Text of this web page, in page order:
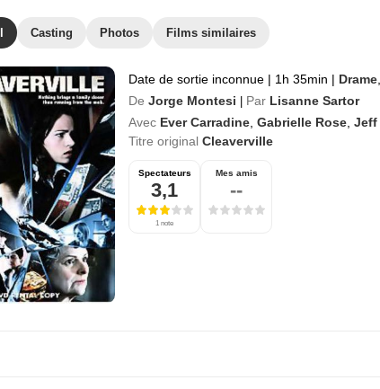
Casting Photos Films similaires
Date de sortie inconnue | 1h 35min | Drame
De Jorge Montesi Par Lisanne Sartor
Avec Ever Carradine Gabrielle Rose Jeff
Titre original Cleaverville
Spectateurs
3,1
1 note
Mes amis
--